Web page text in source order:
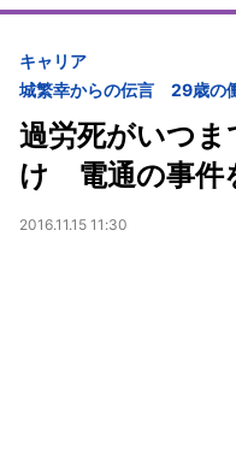
キャリア
城繁幸からの伝言 29歳の
過労死がいつ
け 電通の事件
2016.11.15 11:30